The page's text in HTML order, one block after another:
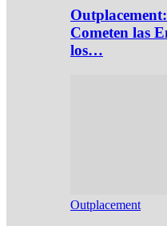
Cometen las
los…
Outplacement